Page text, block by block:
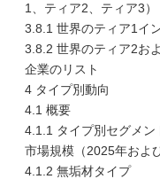
1、ティア2、ティア3）
3.8.1 世界のティア1イ
3.8.2 世界のティア2お
企業のリスト
4 タイプ別動向
4.1 概要
4.1.1 タイプ別セグメ
市場規模（2025年およ
4.1.2 無垢材タイプ